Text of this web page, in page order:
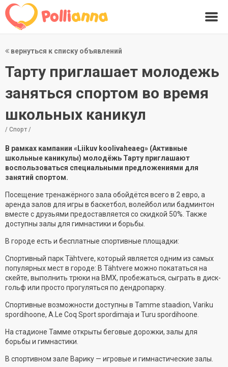
вернуться к списку объявлений
Тарту приглашает молодежь
заняться спортом во время
школьных каникул
/ Спорт /
В рамках кампании «Liikuv koolivaheaeg» (Активные
школьные каникулы) молодёжь Тарту приглашают
воспользоваться специальными предложениями для
занятий спортом.
Посещение тренажёрного зала обойдётся всего в 2 евро, а
аренда залов для игры в баскетбол, волейбол или бадминтон
вместе с друзьями предоставляется со скидкой 50%. Также
доступны залы для гимнастики и борьбы.
В городе есть и бесплатные спортивные площадки:
Спортивный парк Tähtvere, который является одним из самых
популярных мест в городе: В Tähtvere можно покататься на
скейте, выполнить трюки на BMX, пробежаться, сыграть в диск-
гольф или просто прогуляться по дендропарку.
Спортивные возможности доступны в Tamme staadion, Variku
spordihoone, A.Le Coq Sport spordimaja и Turu spordihoone.
На стадионе Тамме открыты беговые дорожки, залы для
борьбы и гимнастики.
В спортивном зале Варику — игровые и гимнастические залы.